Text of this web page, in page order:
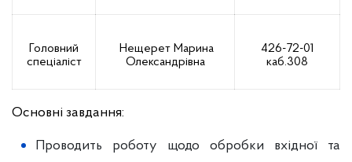
Головний
спеціаліст
Нещерет Марина
Олександрівна
426-72-01
каб.308
Основні завдання:
Проводить роботу щодо обробки вхідної та